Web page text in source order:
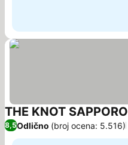
THE KNOT SAPPORO
8,5Odlično (broj ocena: 5.516)